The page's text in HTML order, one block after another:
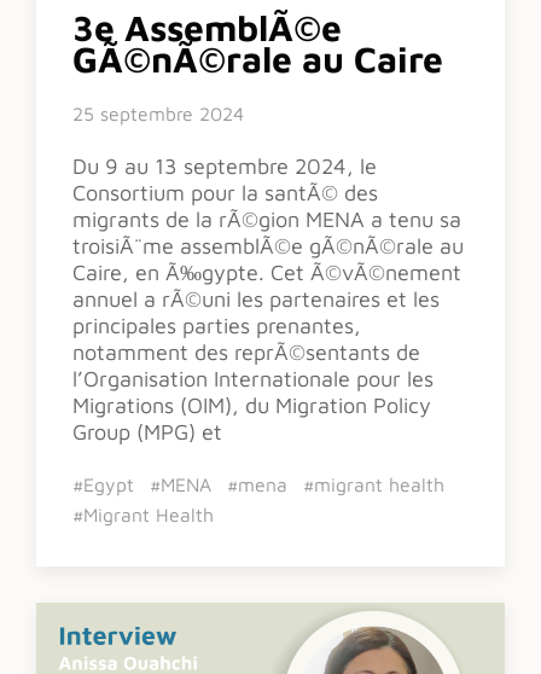
3e AssemblÃ©e
GÃ©nÃ©rale au Caire
25 septembre 2024
Du 9 au 13 septembre 2024, le
Consortium pour la santÃ© des
migrants de la rÃ©gion MENA a tenu sa
troisiÃ¨me assemblÃ©e gÃ©nÃ©rale au
Caire, en Ã‰gypte. Cet Ã©vÃ©nement
annuel a rÃ©uni les partenaires et les
principales parties prenantes,
notamment des reprÃ©sentants de
l’Organisation Internationale pour les
Migrations (OIM), du Migration Policy
Group (MPG) et
#Egypt #MENA #mena
#migrant health
#Migrant Health